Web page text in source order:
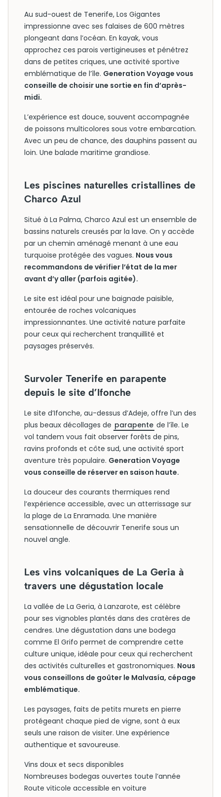
Au sud-ouest de Tenerife, Los Gigantes
impressionne avec ses falaises de 600 mètres
plongeant dans l’océan. En kayak, vous
approchez ces parois vertigineuses et pénétrez
dans de petites criques, une activité sportive
emblématique de l’île. Generation Voyage vous
conseille de choisir une sortie en fin d’après-
midi.
L’expérience est douce, souvent accompagnée
de poissons multicolores sous votre embarcation.
Avec un peu de chance, des dauphins passent au
loin. Une balade maritime grandiose.
Les piscines naturelles cristallines de
Charco Azul
Situé à La Palma, Charco Azul est un ensemble de
bassins naturels creusés par la lave. On y accède
par un chemin aménagé menant à une eau
turquoise protégée des vagues. Nous vous
recommandons de vérifier l’état de la mer
avant d’y aller (parfois agitée).
Le site est idéal pour une baignade paisible,
entourée de roches volcaniques
impressionnantes. Une activité nature parfaite
pour ceux qui recherchent tranquillité et
paysages préservés.
Survoler Tenerife en parapente
depuis le site d’Ifonche
Le site d’Ifonche, au-dessus d’Adeje, offre l’un des
plus beaux décollages de parapente de l’île. Le
vol tandem vous fait observer forêts de pins,
ravins profonds et côte sud, une activité sport
aventure très populaire. Generation Voyage
vous conseille de réserver en saison haute.
La douceur des courants thermiques rend
l’expérience accessible, avec un atterrissage sur
la plage de La Enramada. Une manière
sensationnelle de découvrir Tenerife sous un
nouvel angle.
Les vins volcaniques de La Geria à
travers une dégustation locale
La vallée de La Geria, à Lanzarote, est célèbre
pour ses vignobles plantés dans des cratères de
cendres. Une dégustation dans une bodega
comme El Grifo permet de comprendre cette
culture unique, idéale pour ceux qui recherchent
des activités culturelles et gastronomiques. Nous
vous conseillons de goûter le Malvasía, cépage
emblématique.
Les paysages, faits de petits murets en pierre
protégeant chaque pied de vigne, sont à eux
seuls une raison de visiter. Une expérience
authentique et savoureuse.
Vins doux et secs disponibles
Nombreuses bodegas ouvertes toute l’année
Route viticole accessible en voiture